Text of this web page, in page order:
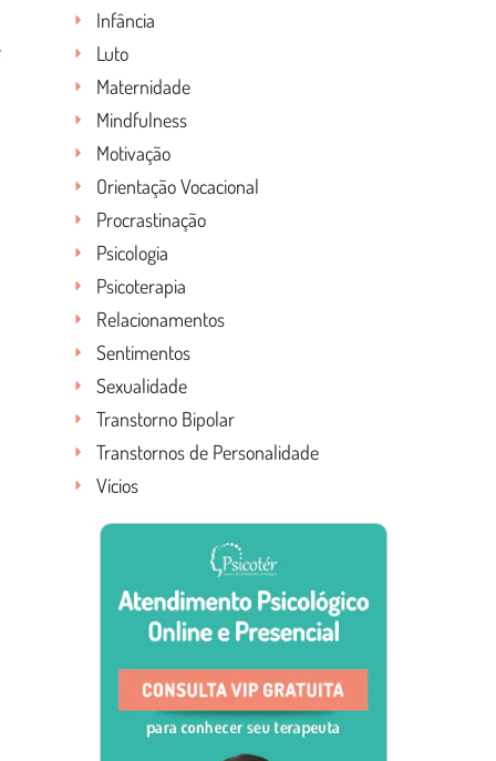
Infância
Luto
Maternidade
Mindfulness
Motivação
Orientação Vocacional
Procrastinação
Psicologia
Psicoterapia
Relacionamentos
Sentimentos
Sexualidade
Transtorno Bipolar
Transtornos de Personalidade
Vícios